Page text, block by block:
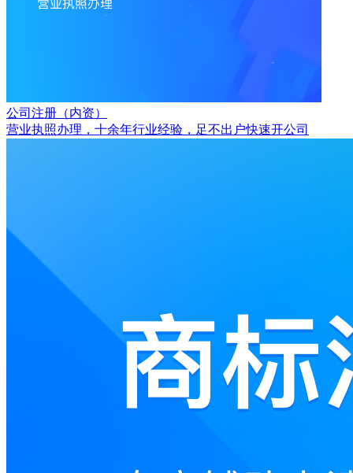
公司注册（内资）
营业执照办理，十余年行业经验，足不出户快速开公司